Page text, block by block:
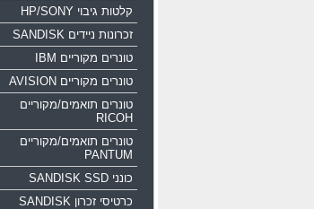
קלטות גיבוי HP/SONY
זכרונות ניידים SANDISK
טונרים מקוריים IBM
טונרים מקוריים AVISION
טונרים תואמים/מקוריים
RICOH
טונרים תואמים/מקוריים
PANTUM
כונני SANDISK SSD
כרטיסי זכרון SANDISK